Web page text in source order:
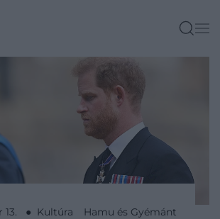
13. ● Kultúra Hamu és Gyémánt